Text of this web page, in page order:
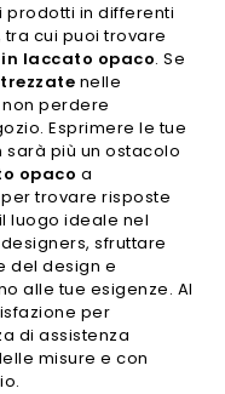
prodotti in differenti
cui puoi trovare
in laccato opaco. Se
nelle
perdere
Esprimere le tue
più un ostacolo
opaco a
trovare risposte
luogo ideale nel
sfruttare
del design e
alle tue esigenze. Al
per
di assistenza
misure e con